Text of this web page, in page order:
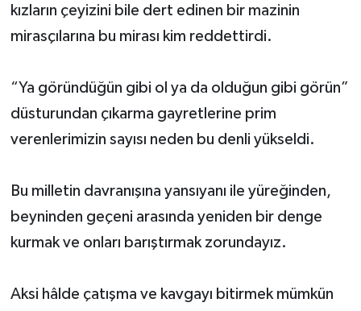
kızların çeyizini bile dert edinen bir mazinin
mirasçılarına bu mirası kim reddettirdi.
“Ya göründüğün gibi ol ya da olduğun gibi görün”
düsturundan çıkarma gayretlerine prim
verenlerimizin sayısı neden bu denli yükseldi.
Bu milletin davranışına yansıyanı ile yüreğinden,
beyninden geçeni arasında yeniden bir denge
kurmak ve onları barıştırmak zorundayız.
Aksi hâlde çatışma ve kavgayı bitirmek mümkün